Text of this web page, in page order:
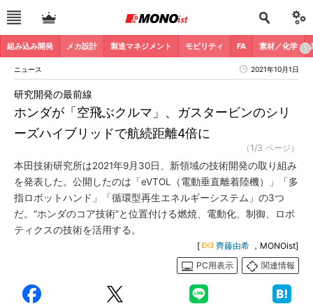
組み込み開発 メカ設計 製造マネジメント モビリティ FA 素材／化学
ニュース 2021年10月1日
ホンダが「空飛ぶクルマ」、ガスタービンのシリ
ーズハイブリッドで航続距離4倍に
研究開発の最前線
（1/3 ページ）
本田技術研究所は2021年9月30日、新領域の技術開発の取り組み
を発表した。公開したのは「eVTOL（電動垂直離着陸機）」「多
指ロボットハンド」「循環型再生エネルギーシステム」の3つ
だ。“ホンダのコア技術”と位置付ける燃焼、電動化、制御、ロボ
ティクスの技術を活用する。
[ 齊藤由希 ，MONOist]
PC用表示
関連情報